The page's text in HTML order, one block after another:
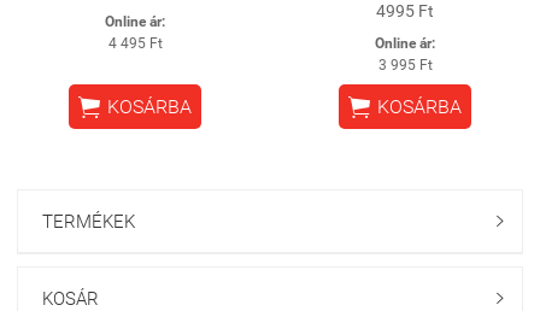
Online ár:
4 495 Ft
 KOSÁRBA
4995 Ft
Online ár:
3 995 Ft
 KOSÁRBA
TERMÉKEK 
KOSÁR 